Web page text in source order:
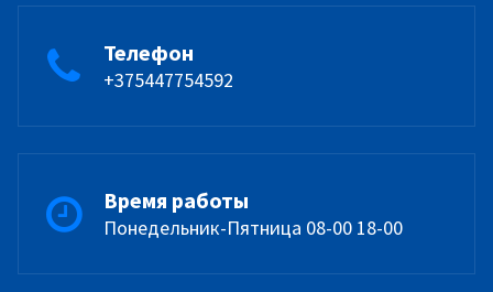
Телефон
+375447754592
Время работы
Понедельник-Пятница 08-00 18-00